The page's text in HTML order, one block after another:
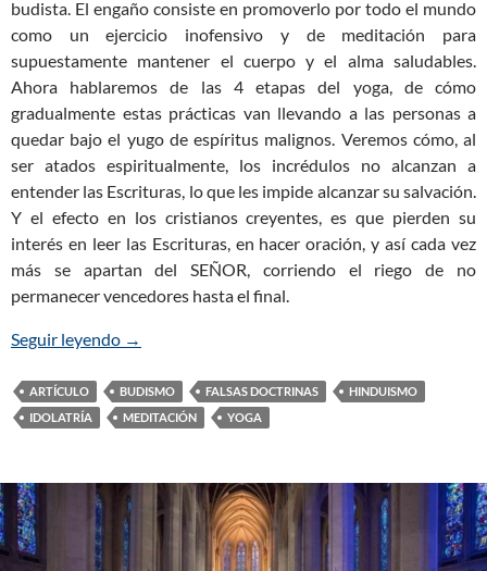
budista. El engaño consiste en promoverlo por todo el mundo
como un ejercicio inofensivo y de meditación para
supuestamente mantener el cuerpo y el alma saludables.
Ahora hablaremos de las 4 etapas del yoga, de cómo
gradualmente estas prácticas van llevando a las personas a
quedar bajo el yugo de espíritus malignos. Veremos cómo, al
ser atados espiritualmente, los incrédulos no alcanzan a
entender las Escrituras, lo que les impide alcanzar su salvación.
Y el efecto en los cristianos creyentes, es que pierden su
interés en leer las Escrituras, en hacer oración, y así cada vez
más se apartan del SEÑOR, corriendo el riego de no
permanecer vencedores hasta el final.
Seguir leyendo Los Peligros del Yoga para los Cristianos (Parte
→
ARTÍCULO BUDISMO FALSAS DOCTRINAS
HINDUISMO
IDOLATRÍA
MEDITACIÓN YOGA